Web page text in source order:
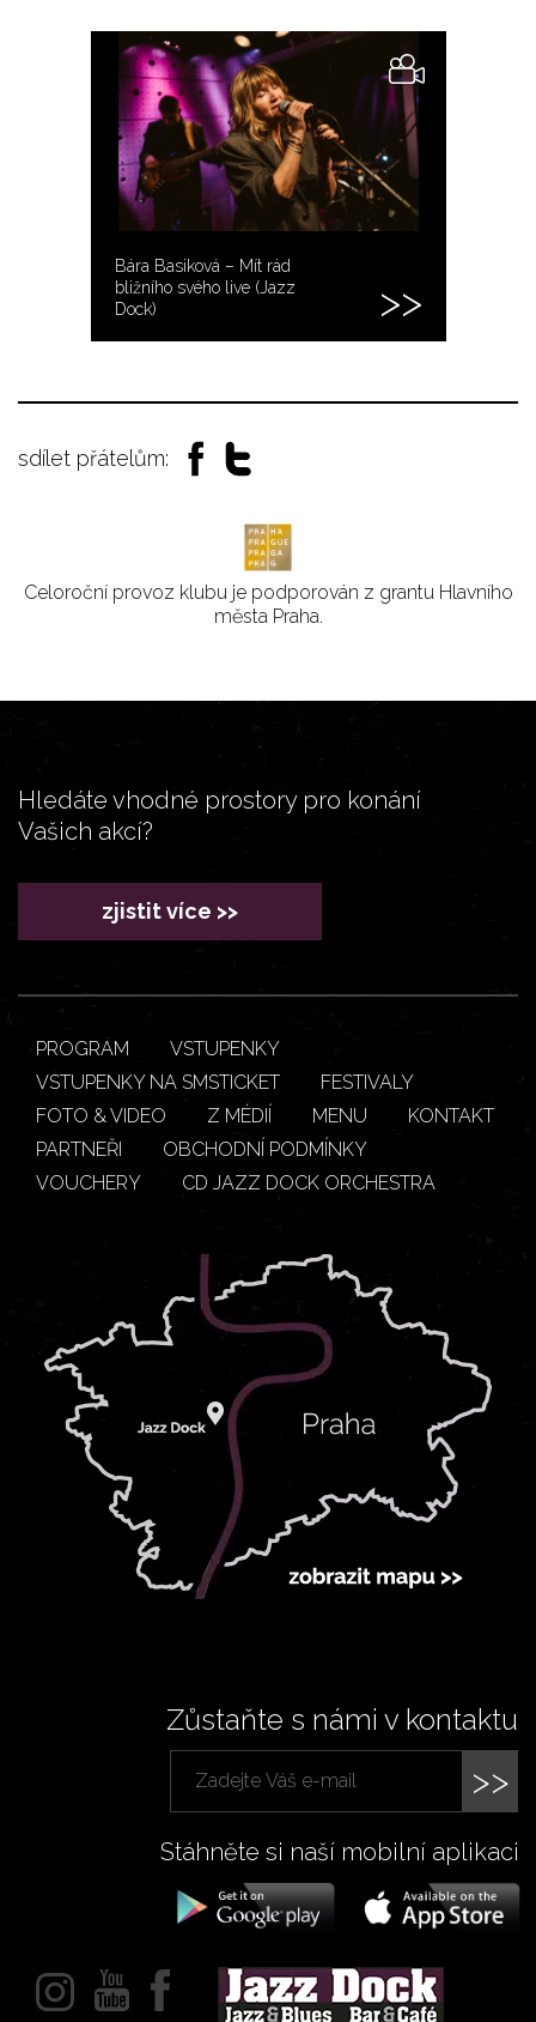
Bára Basiková – Mít rád
bližního svého live (Jazz
Dock)
sdílet přátelům:
Celoroční provoz klubu je podporován z grantu Hlavního
města Praha.
Hledáte vhodné prostory pro konání
Vašich akcí?
zjistit více >>
PROGRAM
VSTUPENKY
VSTUPENKY NA SMSTICKET
FESTIVALY
FOTO & VIDEO
Z MÉDIÍ MENU
KONTAKT
PARTNEŘI
OBCHODNÍ PODMÍNKY
VOUCHERY
CD JAZZ DOCK ORCHESTRA
Zůstaňte s námi v kontaktu
>>
Stáhněte si naší mobilní aplikaci